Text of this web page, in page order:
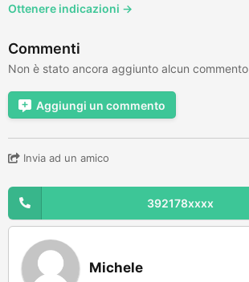
Ottenere indicazioni →
Commenti
Non è stato ancora aggiunto alcun commento
Aggiungi un commento
Invia ad un amico
392178xxxx
Michele